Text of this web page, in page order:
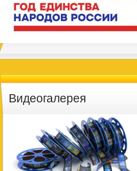
Видеогалерея